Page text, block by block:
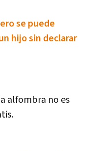
se puede
hijo sin declarar
alfombra no es